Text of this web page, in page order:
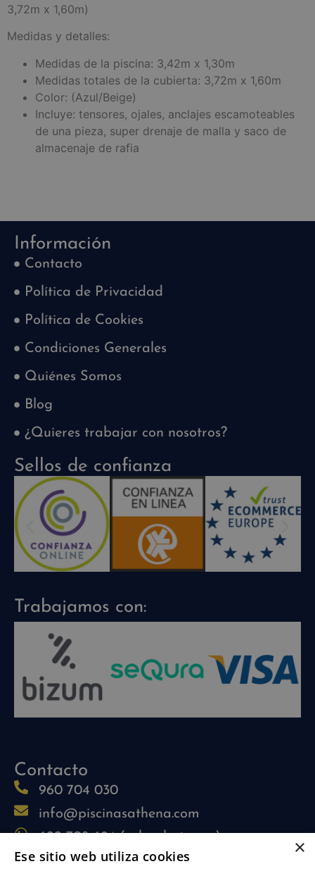
3,72m x 1,60m)
Medidas y detalles:
Medidas de la piscina: 3,42m x 1,30m
Medidas totales de la cubierta: 3,72m x 1,60m
Color: (Azul/Beige)
Incluye: tensores, ojales, anclajes escamoteables
de una pieza, super drenaje de malla y saco de
almacenaje de rafia
Información
Contacto
Política de Privacidad
Política de Cookies
Condiciones Generales
Quiénes Somos
Blog
¿Quieres trabajar con nosotros?
Sellos de confianza
Trabajamos con:
Contacto
960 704 030
info@piscinasathena.com
622 708 694 (solo whatsapp)
L-V: 09:30h-13:30h
×
Ese sitio web utiliza cookies